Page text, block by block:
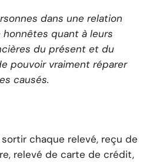
dans une relation
quant à leurs
du présent et du
pouvoir vraiment réparer
causés.
chaque relevé, reçu de
relevé de carte de crédit,